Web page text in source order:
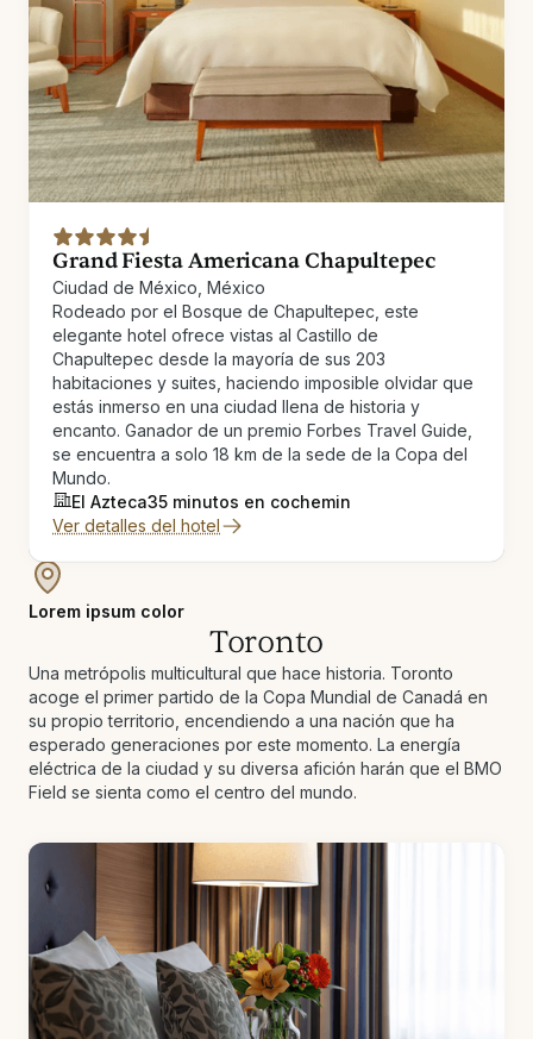
Grand Fiesta Americana Chapultepec
Ciudad de México, México
Rodeado por el Bosque de Chapultepec, este
elegante hotel ofrece vistas al Castillo de
Chapultepec desde la mayoría de sus 203
habitaciones y suites, haciendo imposible olvidar que
estás inmerso en una ciudad llena de historia y
encanto. Ganador de un premio Forbes Travel Guide,
se encuentra a solo 18 km de la sede de la Copa del
Mundo.
El Azteca35 minutos en cochemin
Ver detalles del hotel
Lorem ipsum color
Toronto
Una metrópolis multicultural que hace historia. Toronto
acoge el primer partido de la Copa Mundial de Canadá en
su propio territorio, encendiendo a una nación que ha
esperado generaciones por este momento. La energía
eléctrica de la ciudad y su diversa afición harán que el BMO
Field se sienta como el centro del mundo.